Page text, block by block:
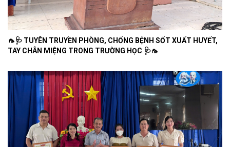
🦟🩺 TUYÊN TRUYỀN PHÒNG, CHỐNG BỆNH SỐT XUẤT HUYẾT,
TAY CHÂN MIỆNG TRONG TRƯỜNG HỌC 🩺🦟